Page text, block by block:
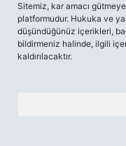
Sitemiz, kar amacı
platformudur. Hukuka ve
düşündüğünüz içerikleri,
bildirmeniz halinde, ilgili
kaldırılacaktır.